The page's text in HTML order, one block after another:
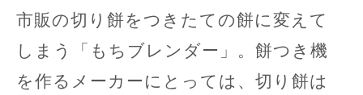
市販の切り餅をつきたての餅に変えて
しまう「もちブレンダー」。餅つき機
を作るメーカーにとっては、切り餅は